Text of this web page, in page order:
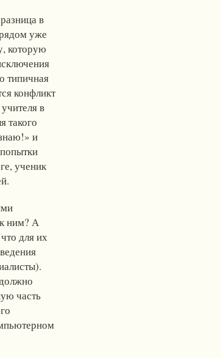
в
уже
которую
типичная
конфликт
в
такого
и
ученик
ним? А
для их
часть